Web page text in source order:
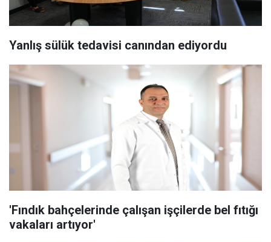
Yanlış sülük tedavisi canından ediyordu
'Fındık bahçelerinde çalışan işçilerde bel fıtığı
vakaları artıyor'